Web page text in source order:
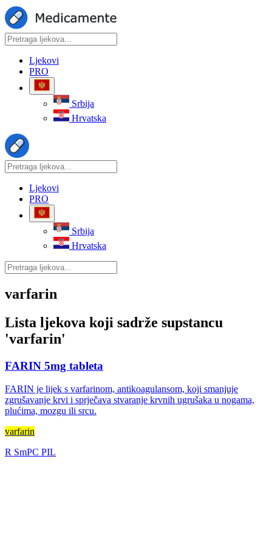
Ljekovi
PRO
Srbija
Hrvatska
Ljekovi
PRO
Srbija
Hrvatska
varfarin
Lista ljekova koji sadrže supstancu
'varfarin'
FARIN 5mg tableta
FARIN je lijek s varfarinom, antikoagulansom, koji smanjuje
zgrušavanje krvi i sprječava stvaranje krvnih ugrušaka u nogama,
plućima, mozgu ili srcu.
varfarin
R SmPC PIL